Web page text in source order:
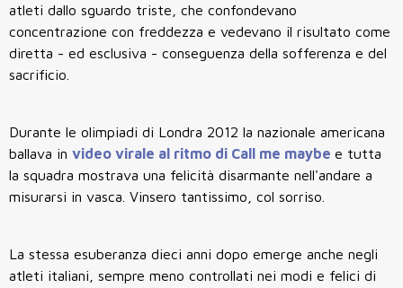
atleti dallo sguardo triste, che confondevano
concentrazione con freddezza e vedevano il risultato come
diretta - ed esclusiva - conseguenza della sofferenza e del
sacrificio.
Durante le olimpiadi di Londra 2012 la nazionale americana
ballava in video virale al ritmo di Call me maybe e tutta
la squadra mostrava una felicità disarmante nell'andare a
misurarsi in vasca. Vinsero tantissimo, col sorriso.
La stessa esuberanza dieci anni dopo emerge anche negli
atleti italiani, sempre meno controllati nei modi e felici di